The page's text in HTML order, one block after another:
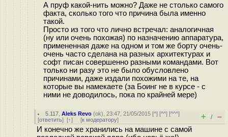
А пруф какой-нить можно? Даже не столько самого
факта, сколько того что причина была именно
такой.
Просто из того что лично встречал: аналогичная
(ну или очень похожая) по назначению аппаратура,
примененная даже на одном и том же борту очень-
очень часто сделана на разных архитектурах и
софт писан совершенно разными командами. Вот
только ни разу это не было обусловлено
причинами, даже издали похожими на те, на
которые вы намекаете (за Боинг не в курсе - с
ними не доводилось, пока по крайней мере)
5.117 ,Aleks Revo (ok), 23:47, 21/05/2015 [^] [^^] [^^^]
[ответить] [↑] [к модератору] + / –
И конечно же хранились на машине с самой